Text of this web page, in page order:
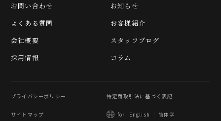
お知らせ
お客様紹介
スタッフブログ
コラム
お問い合わせ
よくある質問
会社概要
採用情報
プライバシーポリシー 特定商取引法に基づく表記
サイトマップ for English 简体字